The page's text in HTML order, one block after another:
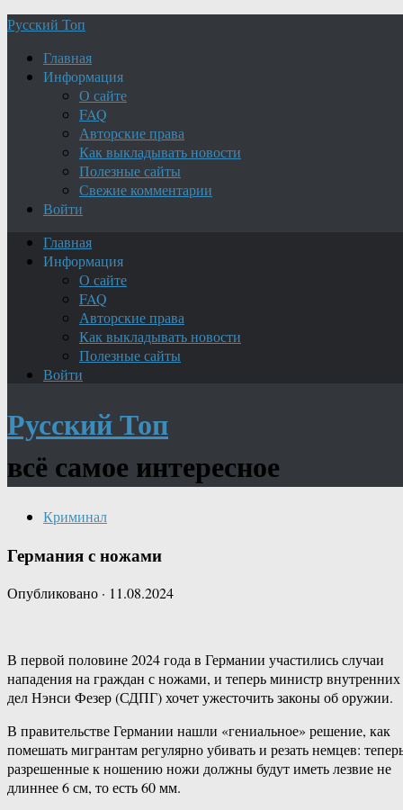
Русский Топ
Главная
Информация
О сайте
FAQ
Авторские права
Как выкладывать новости
Полезные сайты
Свежие комментарии
Войти
Главная
Информация
О сайте
FAQ
Авторские права
Как выкладывать новости
Полезные сайты
Войти
Русский Топ
всё самое интересное
Криминал
Германия с ножами
Опубликовано · 11.08.2024
В первой половине 2024 года в Германии участились случаи
нападения на граждан с ножами, и теперь министр внутренних
дел Нэнси Фезер (СДПГ) хочет ужесточить законы об оружии.
В правительстве Германии нашли «гениальное» решение, как
помешать мигрантам регулярно убивать и резать немцев:
разрешенные к ношению ножи должны будут иметь лезвие не
длиннее 6 см, то есть 60 мм.